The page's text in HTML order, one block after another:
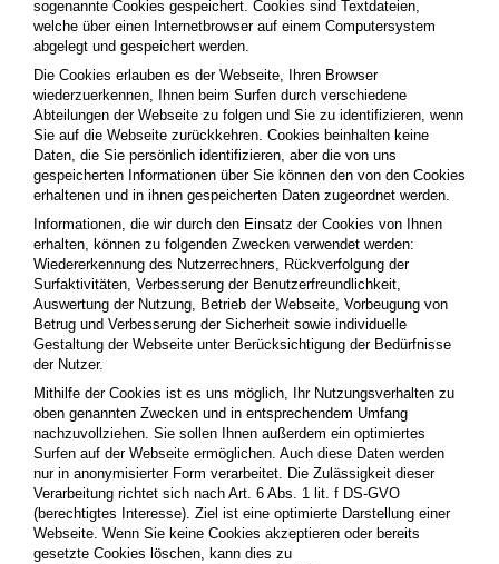
sogenannte Cookies gespeichert. Cookies sind Textdateien,
welche über einen Internetbrowser auf einem Computersystem
abgelegt und gespeichert werden.
Die Cookies erlauben es der Webseite, Ihren Browser
wiederzuerkennen, Ihnen beim Surfen durch verschiedene
Abteilungen der Webseite zu folgen und Sie zu identifizieren, wenn
Sie auf die Webseite zurückkehren. Cookies beinhalten keine
Daten, die Sie persönlich identifizieren, aber die von uns
gespeicherten Informationen über Sie können den von den Cookies
erhaltenen und in ihnen gespeicherten Daten zugeordnet werden.
Informationen, die wir durch den Einsatz der Cookies von Ihnen
erhalten, können zu folgenden Zwecken verwendet werden:
Wiedererkennung des Nutzerrechners, Rückverfolgung der
Surfaktivitäten, Verbesserung der Benutzerfreundlichkeit,
Auswertung der Nutzung, Betrieb der Webseite, Vorbeugung von
Betrug und Verbesserung der Sicherheit sowie individuelle
Gestaltung der Webseite unter Berücksichtigung der Bedürfnisse
der Nutzer.
Mithilfe der Cookies ist es uns möglich, Ihr Nutzungsverhalten zu
oben genannten Zwecken und in entsprechendem Umfang
nachzuvollziehen. Sie sollen Ihnen außerdem ein optimiertes
Surfen auf der Webseite ermöglichen. Auch diese Daten werden
nur in anonymisierter Form verarbeitet. Die Zulässigkeit dieser
Verarbeitung richtet sich nach Art. 6 Abs. 1 lit. f DS-GVO
(berechtigtes Interesse). Ziel ist eine optimierte Darstellung einer
Webseite. Wenn Sie keine Cookies akzeptieren oder bereits
gesetzte Cookies löschen, kann dies zu